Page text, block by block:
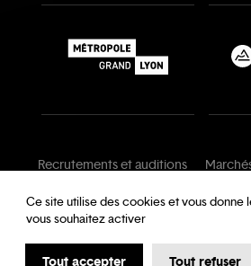
Recrutements et auditions
Mentions légales
Charte de modération
Protection des
Ce site utilise des cookies et vous donne
vous souhaitez activer
Tout accepter Tout refuser